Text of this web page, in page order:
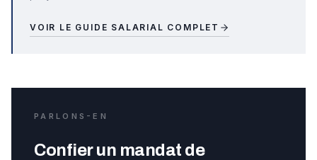
VOIR LE GUIDE SALARIAL COMPLET
PARLONS-EN
Confier un mandat de